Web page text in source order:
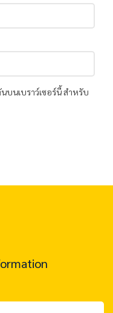
บนเบราว์เซอร์นี้ สำหรับ